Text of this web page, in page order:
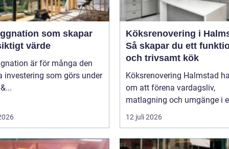
som skapar
värde
är för många den
investering som görs under
Köksrenovering i
Så skapar du ett
och trivsamt kök
Köksrenovering Halmstad
om att förena vardagsliv,
matlagning och umgänge i
12 juli 2026